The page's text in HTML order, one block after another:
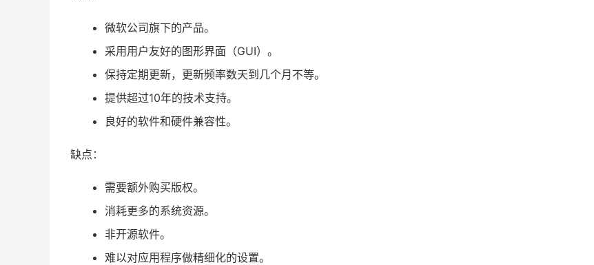
微软公司旗下的产品。
采用用户友好的图形界面（GUI）。
保持定期更新，更新频率数天到几个月不等。
提供超过10年的技术支持。
良好的软件和硬件兼容性。
缺点：
需要额外购买版权。
消耗更多的系统资源。
非开源软件。
难以对应用程序做精细化的设置。